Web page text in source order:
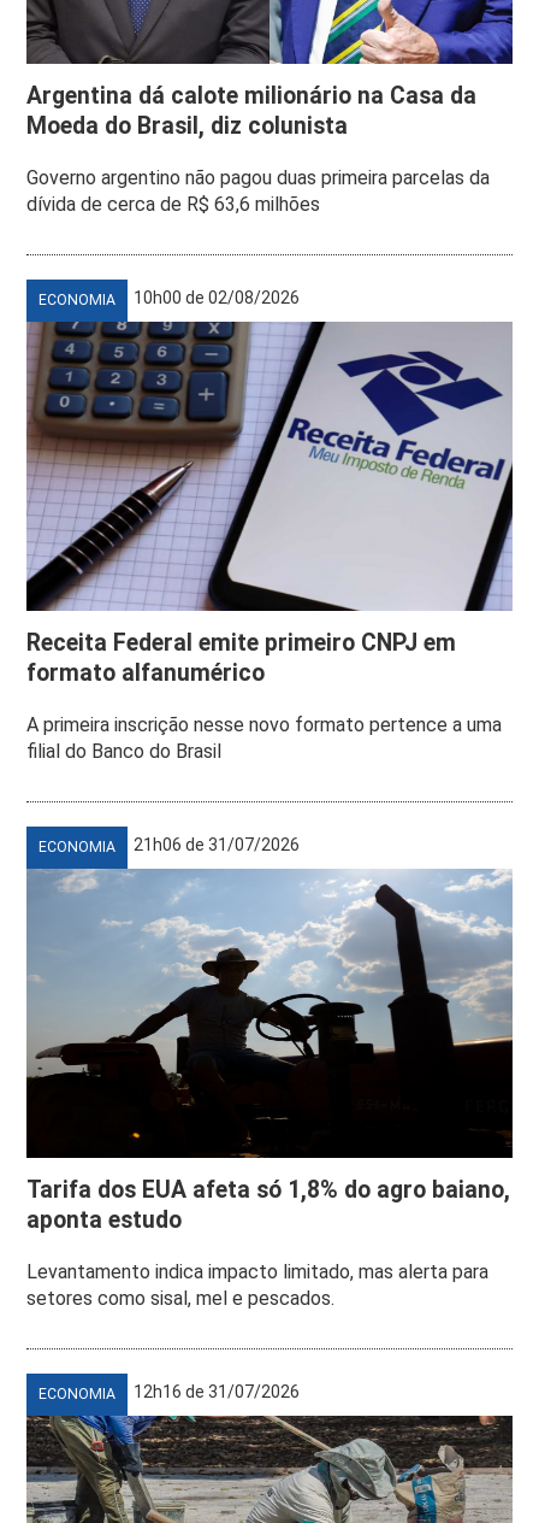
Argentina dá calote milionário na Casa da
Moeda do Brasil, diz colunista
Governo argentino não pagou duas primeira parcelas da
dívida de cerca de R$ 63,6 milhões
ECONOMIA 10h00 de 02/08/2026
Receita Federal emite primeiro CNPJ em
formato alfanumérico
A primeira inscrição nesse novo formato pertence a uma
filial do Banco do Brasil
ECONOMIA 21h06 de 31/07/2026
Tarifa dos EUA afeta só 1,8% do agro baiano,
aponta estudo
Levantamento indica impacto limitado, mas alerta para
setores como sisal, mel e pescados.
ECONOMIA 12h16 de 31/07/2026